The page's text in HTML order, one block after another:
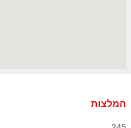
המלצות